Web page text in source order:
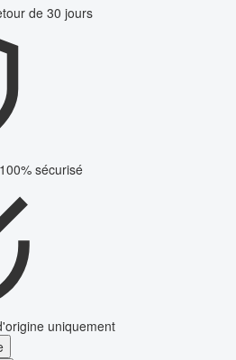
de 30 jours
sécurisé
uniquement